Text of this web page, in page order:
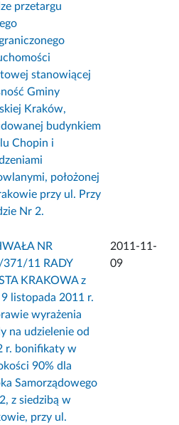
przetargu
stanowiącej
Gminy
Kraków,
budynkiem
Chopin i
położonej
przy ul. Przy
Nr 2.
NR
371/11 RADY
KRAKOWA z
listopada 2011 r.
wyrażenia
na udzielenie od
r. bonifikaty w
90% dla
Samorządowego
z siedzibą w
przy ul.
2011-11-
09